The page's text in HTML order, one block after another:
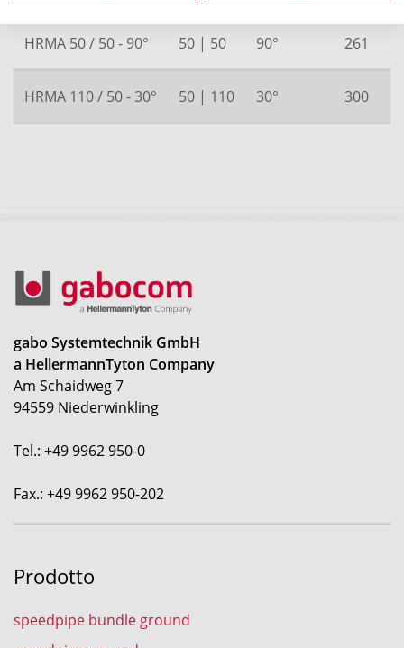
HRMA 50 / 50 - 90° 50 | 50 90° 261
HRMA 110 / 50 - 30° 50 | 110 30° 300
gabo Systemtechnik GmbH
a HellermannTyton Company
Am Schaidweg 7
94559 Niederwinkling
Tel.: +49 9962 950-0
Fax.: +49 9962 950-202
Prodotto
speedpipe bundle ground